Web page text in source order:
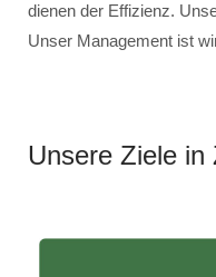
dienen der Effizienz.
Unser Management ist
Unsere Ziele in